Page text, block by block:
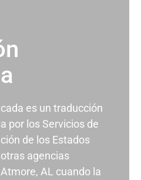
es un traducción
por los Servicios de
de los Estados
agencias
AL cuando la